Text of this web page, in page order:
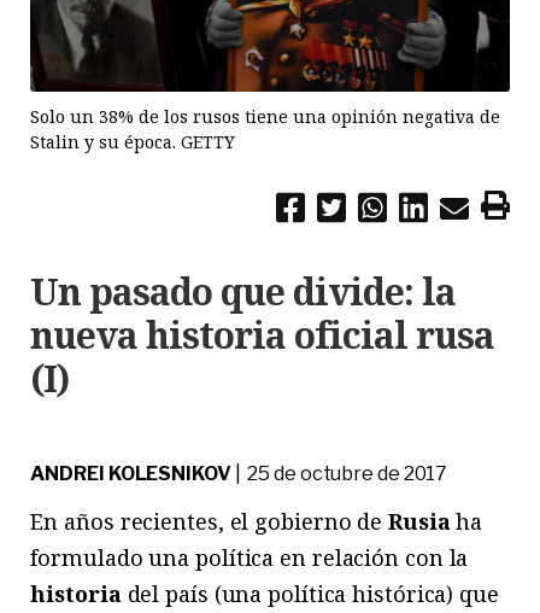
Solo un 38% de los rusos tiene una opinión negativa de
Stalin y su época. GETTY
Un pasado que divide: la
nueva historia oficial rusa
(I)
ANDREI KOLESNIKOV| 25 de octubre de 2017
En años recientes, el gobierno deRusiaha
formulado una política en relación con la
historia del país (una política histórica) que